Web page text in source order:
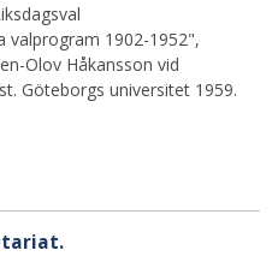
valprogram 1902-1952",
Olov Håkansson vid
Göteborgs universitet 1959.